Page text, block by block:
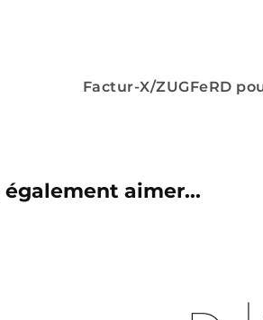
Factur-X/ZUGFeRD
également aimer...